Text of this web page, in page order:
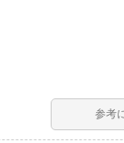
参考